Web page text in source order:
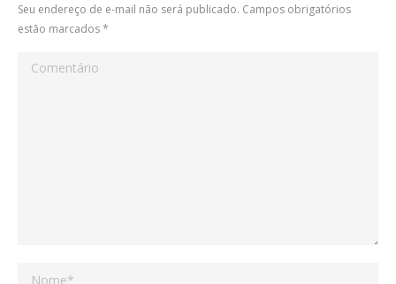
Seu endereço de e-mail não será publicado. Campos obrigatórios
estão marcados*
Comentário
Nome *